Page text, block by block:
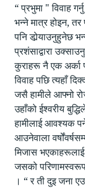
“ प्रभुमा " विवाह
भन्ने मात्र होइन,
पनि डोर्‍याउनुहुनेछ
प्रशंसाद्वारा
कुराहरू नै एक अर्का
विवाह पछि त्यहाँ
जसै हामीले आफ्नो
उहाँको ईश्वरीय
हामीलाई आवश्यक
आउनेवाला
मिजास
जसको
। “ र ती दुइ जना